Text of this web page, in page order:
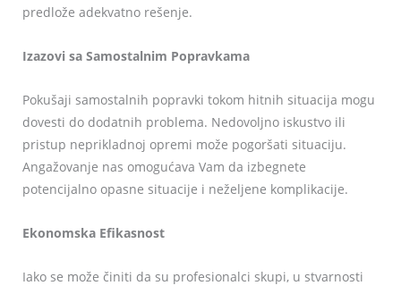
predlože adekvatno rešenje.
Izazovi sa Samostalnim Popravkama
Pokušaji samostalnih popravki tokom hitnih situacija mogu
dovesti do dodatnih problema. Nedovoljno iskustvo ili
pristup neprikladnoj opremi može pogoršati situaciju.
Angažovanje nas omogućava Vam da izbegnete
potencijalno opasne situacije i neželjene komplikacije.
Ekonomska Efikasnost
Iako se može činiti da su profesionalci skupi, u stvarnosti